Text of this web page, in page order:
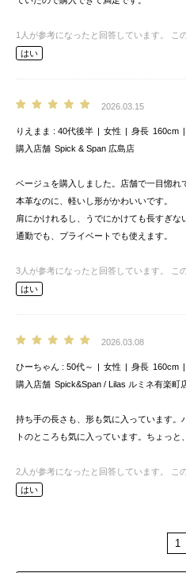
1 人が参考になったと回答しています。
こ
はい
2026.03.15
りえまま 40代後半 女性 身長 160cm
購入店舗 Spick & Span 広島店
ベージュを購入しました。店舗で一目惚れ
本革なのに、軽いし形がかわいいです。
肩にかけれるし、うでにかけても長すぎな
通勤でも、プライベートでも使えます。
3 人が参考になったと回答しています。
こ
はい
2026.03.08
ひーちゃん 50代～ 女性 身長 160cm
購入店舗 Spick&Span / Lilas ルミネ有楽町
持ち手の長さも、形も気に入っています。
トのところも気に入っています。ちょっと
2 人が参考になったと回答しています。
こ
はい
1